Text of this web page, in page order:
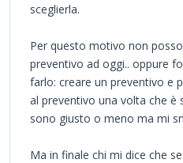
sceglierla.
Per questo motivo non
preventivo ad oggi.. oppure
farlo: creare un preventivo e
al preventivo una volta che è
sono giusto o meno ma mi
Ma in finale chi mi dice che